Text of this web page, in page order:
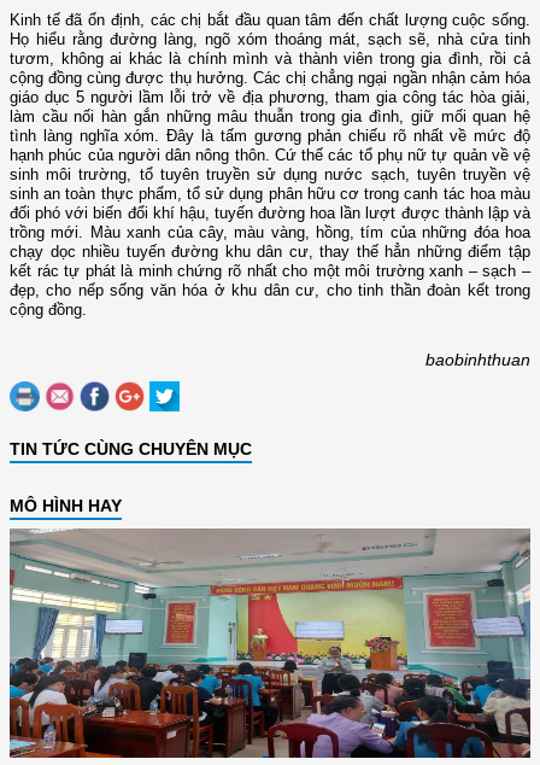
Kinh tế đã ổn định, các chị bắt đầu quan tâm đến chất lượng cuộc sống.
Họ hiểu rằng đường làng, ngõ xóm thoáng mát, sạch sẽ, nhà cửa tinh
tươm, không ai khác là chính mình và thành viên trong gia đình, rồi cả
cộng đồng cùng được thụ hưởng. Các chị chẳng ngại ngần nhận cảm hóa
giáo dục 5 người lầm lỗi trở về địa phương, tham gia công tác hòa giải,
làm cầu nối hàn gắn những mâu thuẫn trong gia đình, giữ mối quan hệ
tình làng nghĩa xóm. Đây là tấm gương phản chiếu rõ nhất về mức độ
hạnh phúc của người dân nông thôn. Cứ thế các tổ phụ nữ tự quản về vệ
sinh môi trường, tổ tuyên truyền sử dụng nước sạch, tuyên truyền vệ
sinh an toàn thực phẩm, tổ sử dụng phân hữu cơ trong canh tác hoa màu
đối phó với biến đổi khí hậu, tuyến đường hoa lần lượt được thành lập và
trồng mới. Màu xanh của cây, màu vàng, hồng, tím của những đóa hoa
chạy dọc nhiều tuyến đường khu dân cư, thay thế hẳn những điểm tập
kết rác tự phát là minh chứng rõ nhất cho một môi trường xanh – sạch –
đẹp, cho nếp sống văn hóa ở khu dân cư, cho tinh thần đoàn kết trong
cộng đồng.
baobinhthuan
TIN TỨC CÙNG CHUYÊN MỤC
MÔ HÌNH HAY